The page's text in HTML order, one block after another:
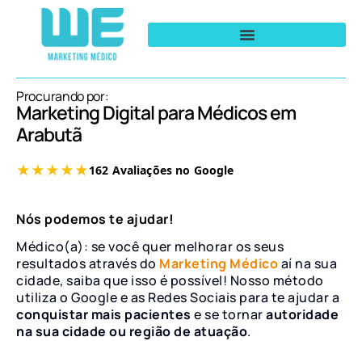
Procurando por:
Marketing Digital para Médicos em
Arabutã
Nós podemos te ajudar!
Médico(a): se você quer melhorar os seus
resultados através do Marketing Médicoaí na sua
cidade, saiba que isso é possível! Nosso método
utiliza o Google e as Redes Sociais para te ajudar a
conquistar mais pacientes e se tornarautoridade
na sua cidade ou região de atuação.